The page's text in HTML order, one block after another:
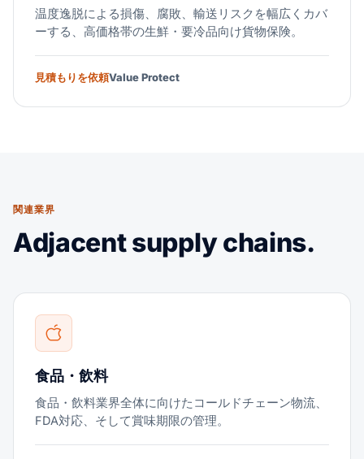
温度逸脱による損傷、腐敗、輸送リスクを幅広くカバ
ーする、高価格帯の生鮮・要冷品向け貨物保険。
見積もりを依頼Value Protect
関連業界
Adjacent supply chains.
食品・飲料
食品・飲料業界全体に向けたコールドチェーン物流、
FDA対応、そして賞味期限の管理。